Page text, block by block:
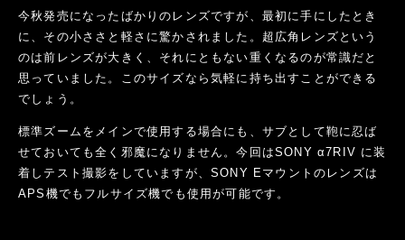
今秋発売になったばかりのレンズですが、最初に手にしたとき
に、その小ささと軽さに驚かされました。超広角レンズという
のは前レンズが大きく、それにともない重くなるのが常識だと
思っていました。このサイズなら気軽に持ち出すことができる
でしょう。
標準ズームをメインで使用する場合にも、サブとして鞄に忍ば
せておいても全く邪魔になりません。今回はSONY α7RIV に装
着しテスト撮影をしていますが、SONY Eマウントのレンズは
APS機でもフルサイズ機でも使用が可能です。